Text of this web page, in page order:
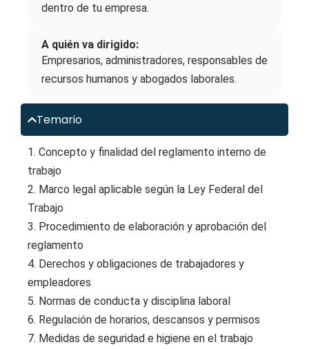
dentro de tu empresa.
A quién va dirigido:
Empresarios, administradores, responsables de
recursos humanos y abogados laborales.
Temario
1. Concepto y finalidad del reglamento interno de
trabajo
2. Marco legal aplicable según la Ley Federal del
Trabajo
3. Procedimiento de elaboración y aprobación del
reglamento
4. Derechos y obligaciones de trabajadores y
empleadores
5. Normas de conducta y disciplina laboral
6. Regulación de horarios, descansos y permisos
7. Medidas de seguridad e higiene en el trabajo